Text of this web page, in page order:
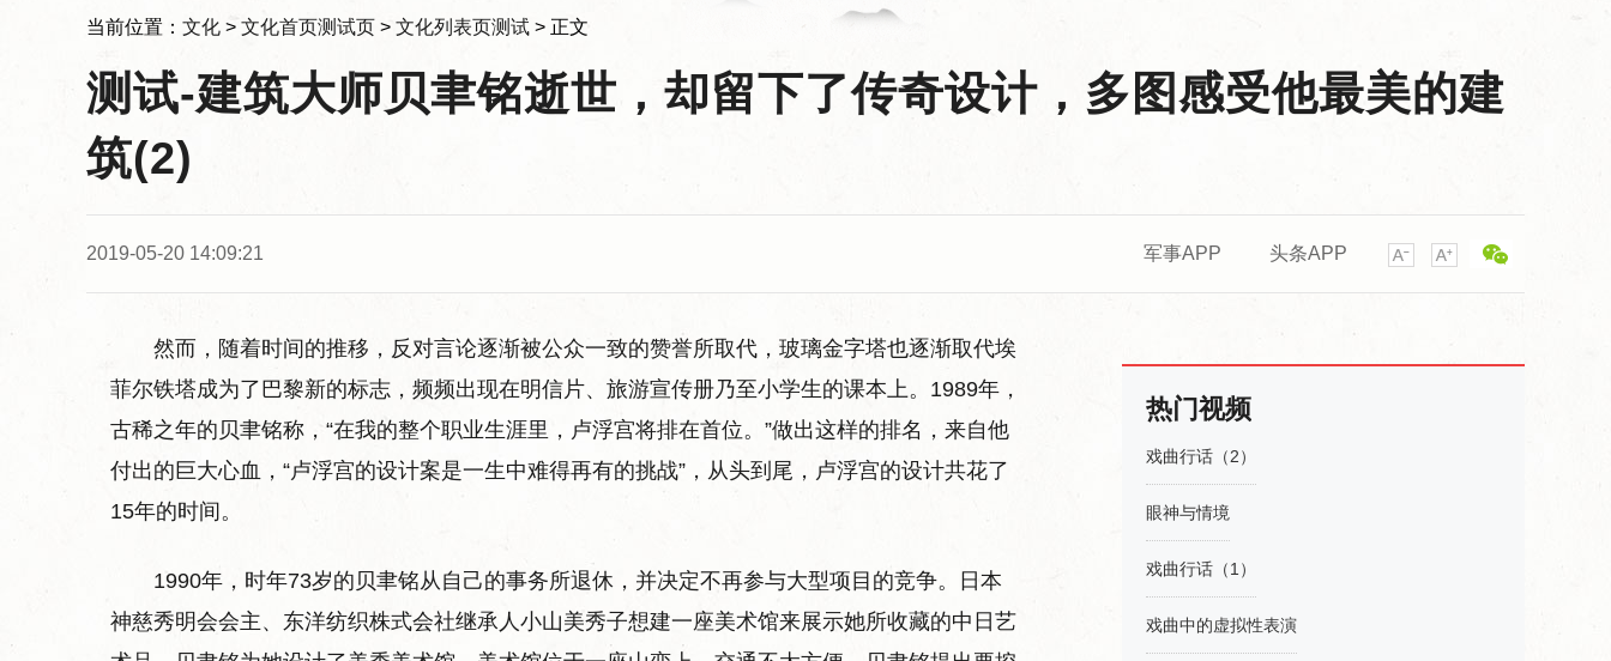
当前位置： 文化 > 文化首页测试页 > 文化列表页测试 > 正文
测试-建筑大师贝聿铭逝世，却留下了传奇设计，多图感受他最美的建
筑(2)
2019-05-20 14:09:21 军事APP 头条APP
然而，随着时间的推移，反对言论逐渐被公众一致的赞誉所取代，玻璃金字塔也逐渐取代埃
菲尔铁塔成为了巴黎新的标志，频频出现在明信片、旅游宣传册乃至小学生的课本上。1989年，
古稀之年的贝聿铭称，“在我的整个职业生涯里，卢浮宫将排在首位。”做出这样的排名，来自他
付出的巨大心血，“卢浮宫的设计案是一生中难得再有的挑战”，从头到尾，卢浮宫的设计共花了
15年的时间。
1990年，时年73岁的贝聿铭从自己的事务所退休，并决定不再参与大型项目的竞争。日本
神慈秀明会会主、东洋纺织株式会社继承人小山美秀子想建一座美术馆来展示她所收藏的中日艺
热门视频
戏曲行话（2）
眼神与情境
戏曲行话（1）
戏曲中的虚拟性表演